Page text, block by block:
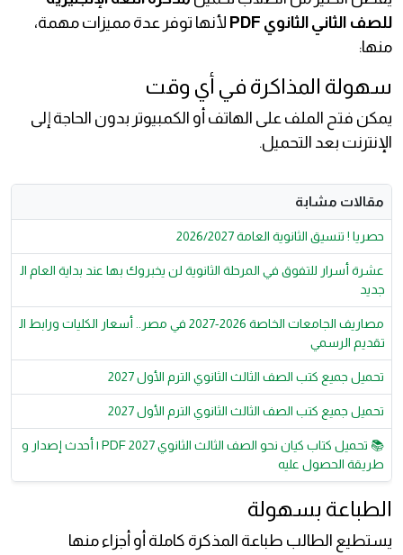
للصف الثاني الثانوي PDF
لأنها توفر عدة مميزات مهمة،
منها:
سهولة المذاكرة في أي وقت
يمكن فتح الملف على الهاتف أو الكمبيوتر بدون الحاجة إلى
الإنترنت بعد التحميل.
مقالات مشابة
حصريا ! تنسيق الثانوية العامة 2026/2027
عشرة أسرار للتفوق في المرحلة الثانوية لن يخبروك بها عند بداية العام ال
جديد
مصاريف الجامعات الخاصة 2026-2027 في مصر.. أسعار الكليات ورابط ال
تقديم الرسمي
تحميل جميع كتب الصف الثالث الثانوي الترم الأول 2027
تحميل جميع كتب الصف الثالث الثانوي الترم الأول 2027
📚 تحميل كتاب كيان نحو الصف الثالث الثانوي 2027 PDF | أحدث إصدار و
طريقة الحصول عليه
الطباعة بسهولة
يستطيع الطالب طباعة المذكرة كاملة أو أجزاء منها